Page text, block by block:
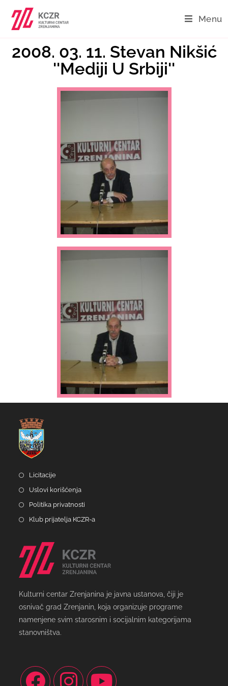
Menu
2008. 03. 11. Stevan Nikšić
''Mediji U Srbiji''
Licitacije
Uslovi korišćenja
Politika privatnosti
Klub prijatelja KCZR-a
Kulturni centar Zrenjanina je javna ustanova, čiji je
osnivač grad Zrenjanin, koja organizuje programe
namenjene svim starosnim i socijalnim kategorijama
stanovništva.